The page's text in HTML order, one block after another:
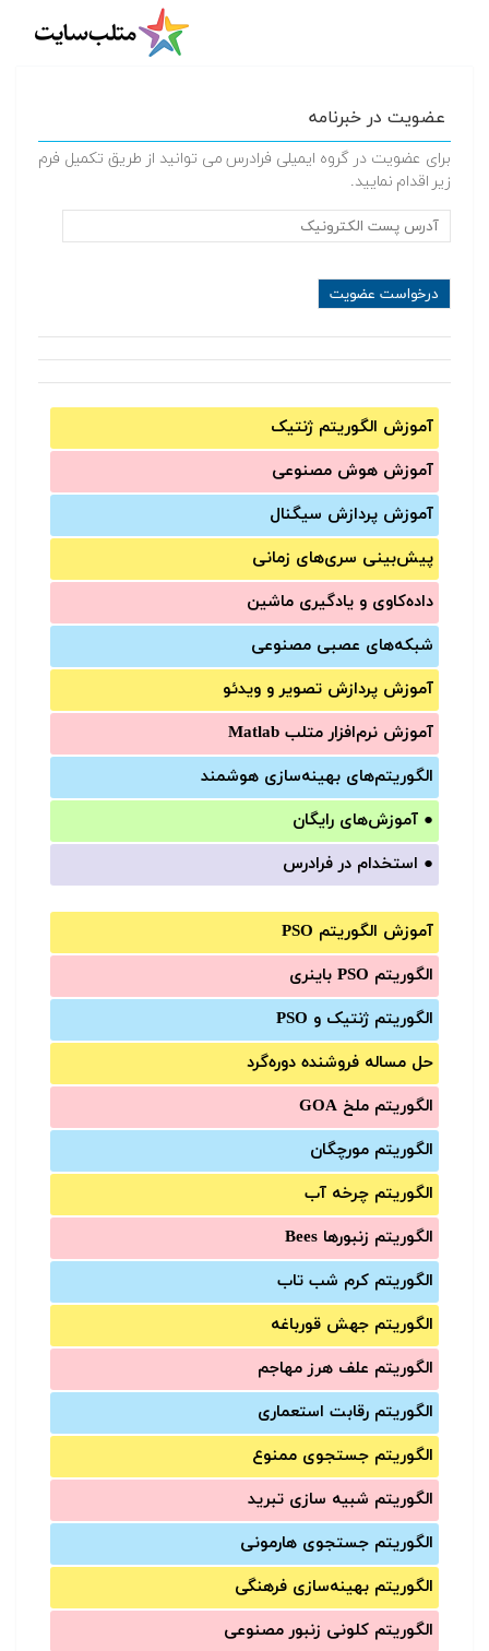
عضویت در خبرنامه
برای عضویت در گروه ایمیلی فرادرس می توانید از طریق تکمیل فرم
زیر اقدام نمایید.
آموزش الگوریتم ژنتیک
آموزش‌ هوش مصنوعی
آموزش‌ پردازش سیگنال
پیش‌‌بینی سری‌‌های زمانی
داده‌کاوی و یادگیری ماشین
شبکه‌های عصبی مصنوعی
آموزش‌ پردازش تصویر و ویدئو
آموزش‌ نرم‌افزار متلب Matlab
الگوریتم‌های بهینه‌سازی هوشمند
● آموزش‌های رایگان
● استخدام در فرادرس
آموزش الگوریتم PSO
الگوریتم PSO باینری
الگوریتم ژنتیک و PSO
حل مساله فروشنده دوره‌گرد
الگوریتم ملخ GOA
الگوریتم مورچگان
الگوریتم چرخه آب
الگوریتم زنبورها Bees
الگوریتم کرم شب تاب
الگوریتم جهش قورباغه
الگوریتم علف هرز مهاجم
الگوریتم رقابت استعماری
الگوریتم جستجوی ممنوع
الگوریتم شبیه سازی تبرید
الگوریتم جستجوی هارمونی
الگوریتم بهینه‌سازی فرهنگی
الگوریتم کلونی زنبور مصنوعی